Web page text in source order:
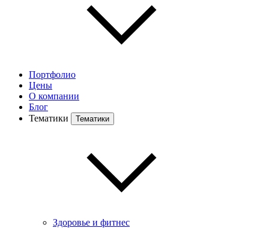
Портфолио
Цены
О компании
Блог
Тематики
Тематики
Здоровье и фитнес